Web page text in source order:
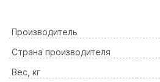
Производитель
Страна производителя
Вес, кг